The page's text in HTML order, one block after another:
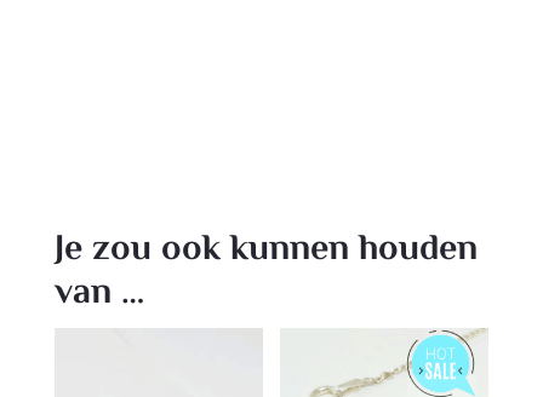
Je zou ook kunnen houden
van …